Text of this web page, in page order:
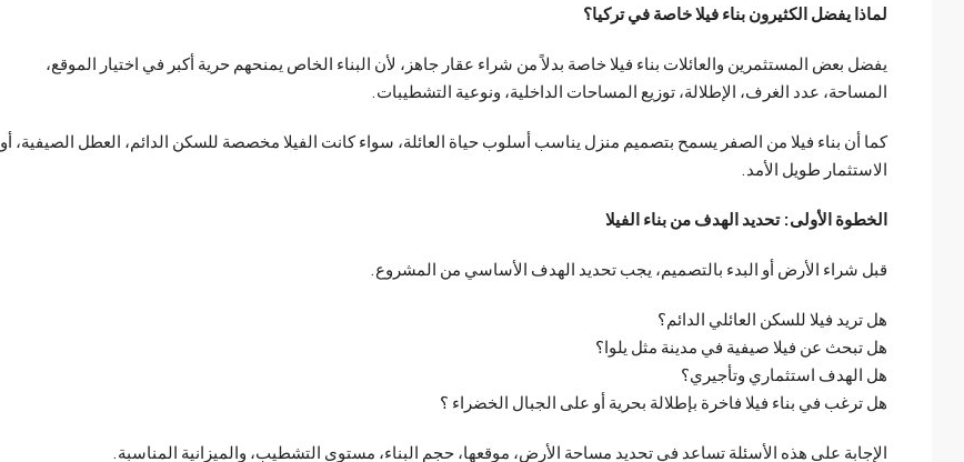
لماذا يفضل الكثيرون بناء فيلا خاصة في تركيا؟
يفضل بعض المستثمرين والعائلات بناء فيلا خاصة بدلاً من شراء عقار جاهز، لأن البناء الخاص يمنحهم حرية أكبر في اختيار الموقع،
المساحة، عدد الغرف، الإطلالة، توزيع المساحات الداخلية، ونوعية التشطيبات.
كما أن بناء فيلا من الصفر يسمح بتصميم منزل يناسب أسلوب حياة العائلة، سواء كانت الفيلا مخصصة للسكن الدائم، العطل الصيفية، أو
الاستثمار طويل الأمد.
الخطوة الأولى: تحديد الهدف من بناء الفيلا
قبل شراء الأرض أو البدء بالتصميم، يجب تحديد الهدف الأساسي من المشروع.
هل تريد فيلا للسكن العائلي الدائم؟
هل تبحث عن فيلا صيفية في مدينة مثل يلوا؟
هل الهدف استثماري وتأجيري؟
هل ترغب في بناء فيلا فاخرة بإطلالة بحرية أو على الجبال الخضراء ؟
الإجابة على هذه الأسئلة تساعد في تحديد مساحة الأرض، موقعها، حجم البناء، مستوى التشطيب، والميزانية المناسبة.